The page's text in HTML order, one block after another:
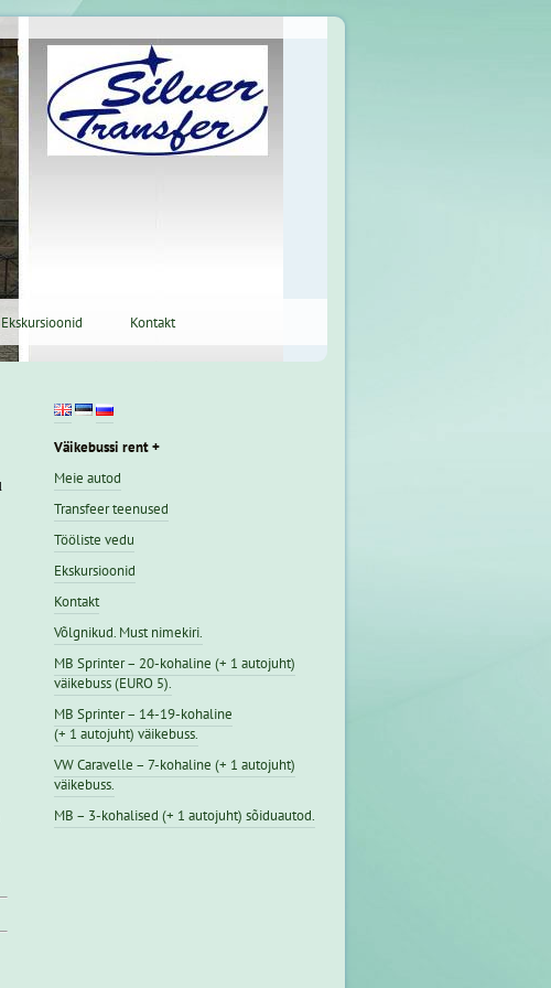
Ekskursioonid Kontakt
Väikebussi rent +
Meie autod
Transfeer teenused
Tööliste vedu
Ekskursioonid
Kontakt
Võlgnikud. Must nimekiri.
MB Sprinter – 20-kohaline (+ 1 autojuht)
väikebuss (EURO 5).
MB Sprinter – 14-19-kohaline
(+ 1 autojuht) väikebuss.
VW Caravelle – 7-kohaline (+ 1 autojuht)
väikebuss.
MB – 3-kohalised (+ 1 autojuht) sõiduautod.